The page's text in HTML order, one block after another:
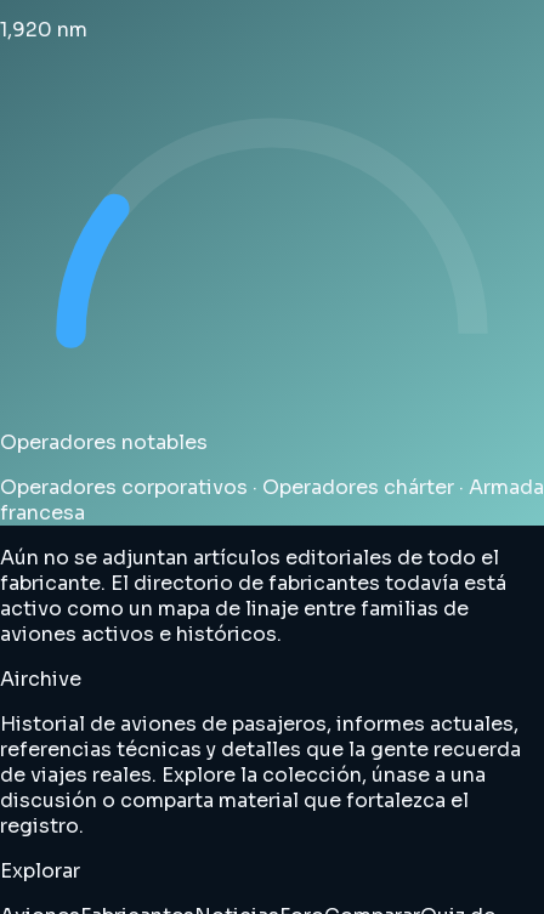
1,920 nm
Operadores notables
Operadores corporativos · Operadores chárter · Armada
francesa
Aún no se adjuntan artículos editoriales de todo el
fabricante. El directorio de fabricantes todavía está
activo como un mapa de linaje entre familias de
aviones activos e históricos.
Airchive
Historial de aviones de pasajeros, informes actuales,
referencias técnicas y detalles que la gente recuerda
de viajes reales. Explore la colección, únase a una
discusión o comparta material que fortalezca el
registro.
Explorar